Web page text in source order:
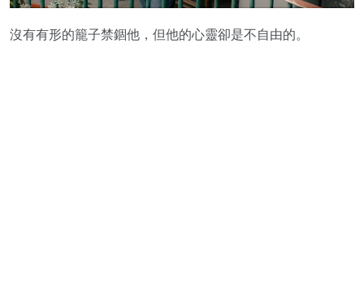
沒有有形的籠子禁錮他，但他的心靈卻是不自由的。